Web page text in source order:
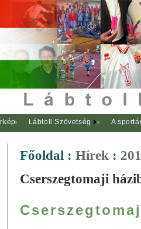
Lábtoll Szövetség
A
Főoldal : Hírek :
Cserszegtomaji